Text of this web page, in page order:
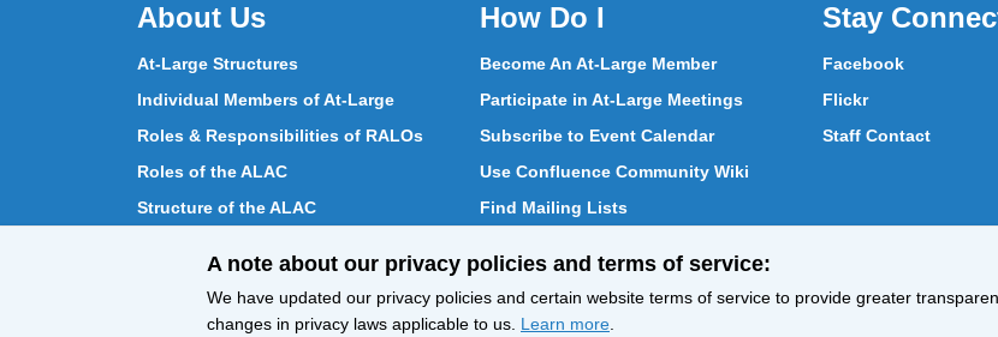
About Us
At-Large Structures
Individual Members of At-Large
Roles & Responsibilities of RALOs
Roles of the ALAC
Structure of the ALAC
How ALAC Differs from At-Large
How Do I
Become An At-Large Member
Participate in At-Large Meetings
Subscribe to Event Calendar
Use Confluence Community Wiki
Find Mailing Lists
Stay
Facebook
Flickr
Staff Contact
A note about our privacy policies and terms of service:
We have updated our privacy policies and certain website terms of service to provide greater
changes in privacy laws applicable to us. Learn more